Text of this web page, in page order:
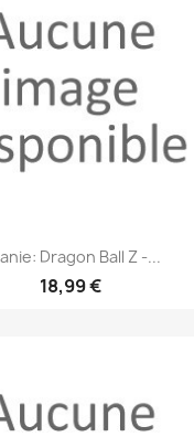
Aperçu rapide
Dragon Ball Z -...
18,99 €